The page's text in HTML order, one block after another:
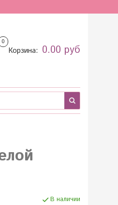
0
Корзина: 0.00 руб
В наличии